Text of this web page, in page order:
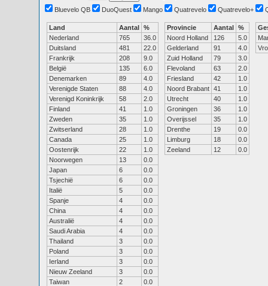
Bluevelo QB
DuoQuest Mango Quatrevelo Quatrevelo+
Land Aantal %
Nederland
765
36.0
Duitsland
481
22.0
Frankrijk
208
9.0
België
135
6.0
Denemarken
89
4.0
Verenigde Staten
88
4.0
Verenigd Koninkrijk
58
2.0
Finland
41
1.0
Zweden
35
1.0
Zwitserland
28
1.0
Canada
25
1.0
Oostenrijk
22
1.0
Noorwegen
13
0.0
Japan
6
0.0
Tsjechië
6
0.0
Italië
5
0.0
Spanje
4
0.0
China
4
0.0
Australië
4
0.0
Saudi Arabia
4
0.0
Thailand
3
0.0
Poland
3
0.0
Ierland
3
0.0
Nieuw Zeeland
3
0.0
Taiwan
2
0.0
Provincie Aantal %
Noord Holland
126
5.0
Gelderland
91
4.0
Zuid Holland
79
3.0
Flevoland
63
2.0
Friesland
42
1.0
Noord Brabant 41
1.0
Utrecht
40
1.0
Groningen
36
1.0
Overijssel
35
1.0
Drenthe
19
0.0
Limburg
18
0.0
Zeeland
12 0.0